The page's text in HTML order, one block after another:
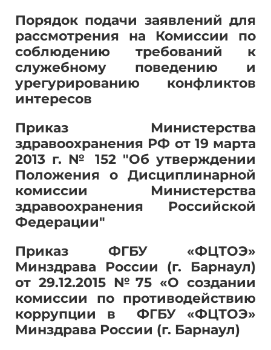
Порядок подачи заявлений для
рассмотрения на Комиссии по
соблюдению требований к
служебному поведению и
урегурированию конфликтов
интересов
Приказ Министерства
здравоохранения РФ от 19 марта
2013 г. № 152 "Об утверждении
Положения о Дисциплинарной
комиссии Министерства
здравоохранения Российской
Федерации"
Приказ ФГБУ «ФЦТОЭ»
Минздрава России (г. Барнаул)
от 29.12.2015 №75 «О создании
комиссии по противодействию
коррупции в ФГБУ «ФЦТОЭ»
Минздрава России (г. Барнаул)